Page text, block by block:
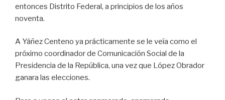
entonces Distrito Federal, a principios de los años
noventa.
A Yáñez Centeno ya prácticamente se le veía como el
próximo coordinador de Comunicación Social de la
Presidencia de la República, una vez que López Obrador
ganara las elecciones.